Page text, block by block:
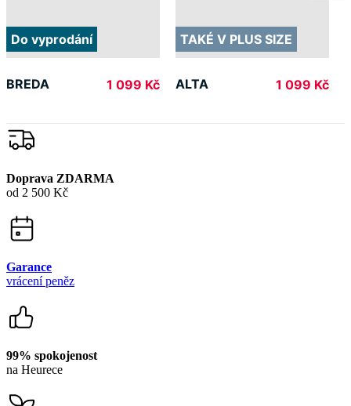
Do vyprodání
BREDA 1 099 Kč
TAKÉ V PLUS SIZE
ALTA 1 099 Kč
Doprava ZDARMA
od 2 500 Kč
Garance
vrácení peněz
99% spokojenost
na Heurece